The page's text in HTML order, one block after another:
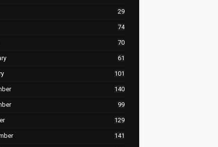
29
74
70
61
101
140
99
129
141